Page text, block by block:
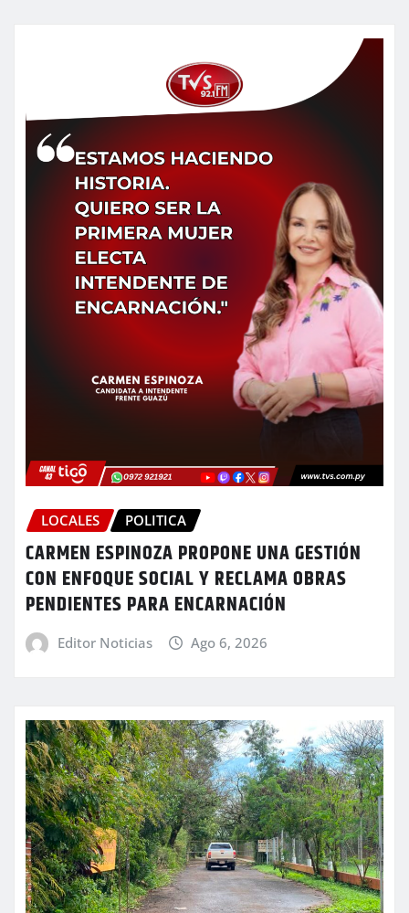
LOCALES POLITICA
CARMEN ESPINOZA PROPONE UNA GESTIÓN
CON ENFOQUE SOCIAL Y RECLAMA OBRAS
PENDIENTES PARA ENCARNACIÓN
Editor Noticias Ago 6, 2026